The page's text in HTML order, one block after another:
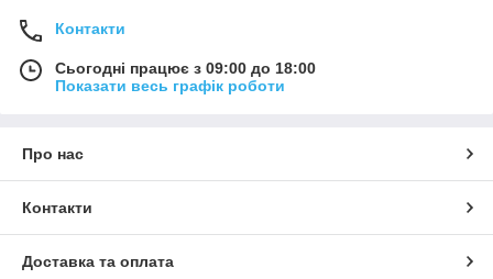
Контакти
Сьогодні працює з 09:00 до 18:00
Показати весь графік роботи
Про нас
Контакти
Доставка та оплата